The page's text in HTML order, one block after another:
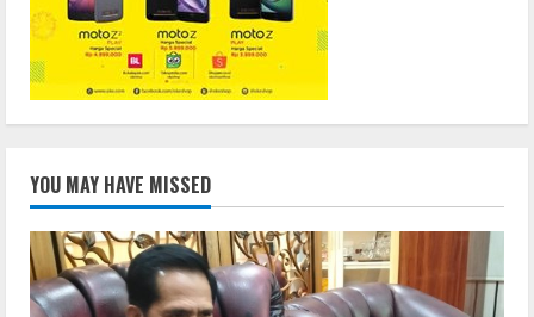
YOU MAY HAVE MISSED